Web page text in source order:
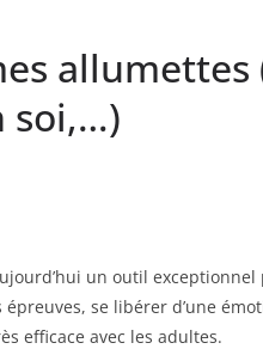
allumettes
soi,…)
un outil
se libérer d’une
efficace avec les adultes.